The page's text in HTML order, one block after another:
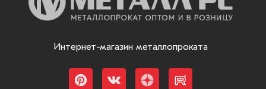
Интернет-магазин металлопроката